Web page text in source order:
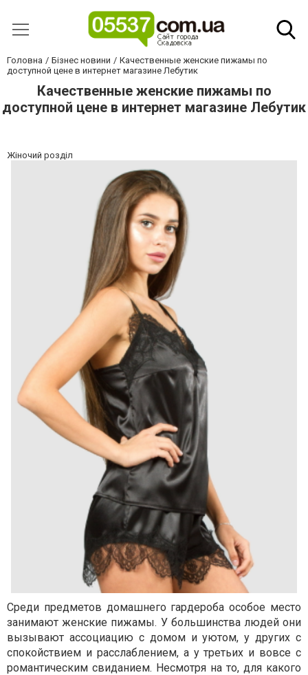
Головна Бізнес новини
Качественные женские пижамы по
доступной цене в интернет магазине Лебутик
Качественные женские пижамы по
доступной цене в интернет магазине Лебутик
Жіночий розділ
Среди предметов домашнего гардероба особое место
занимают женские пижамы. У большинства людей они
вызывают ассоциацию с домом и уютом, у других с
спокойствием и расслаблением, а у третьих и вовсе с
романтическим свиданием. Несмотря на то, для какого